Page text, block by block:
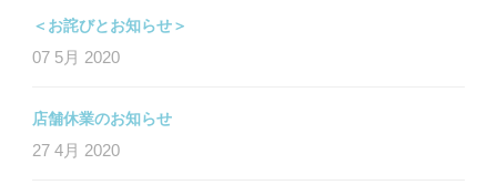
＜お詫びとお知らせ＞
07 5月 2020
店舗休業のお知らせ
27 4月 2020